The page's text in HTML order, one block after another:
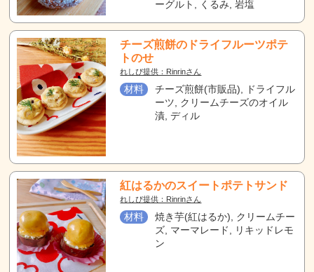
ーグルト, くるみ, 岩塩
チーズ煎餅のドライフルーツポテ
トのせ
れしぴ提供：Rinrinさん
材料
チーズ煎餅(市販品), ドライフル
ーツ, クリームチーズのオイル
漬, ディル
紅はるかのスイートポテトサンド
れしぴ提供：Rinrinさん
材料
焼き芋(紅はるか), クリームチー
ズ, マーマレード, リキッドレモ
ン